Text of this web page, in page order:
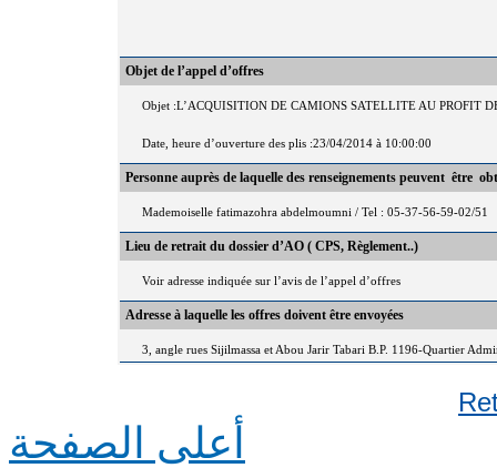
Objet de l’appel d’offres
Objet :L’ACQUISITION DE CAMIONS SATELLITE AU PROFIT
Date, heure d’ouverture des plis :23/04/2014 à 10:00:00
Personne auprès de laquelle des renseignements peuvent être
Mademoiselle fatimazohra abdelmoumni / Tel : 05-37-56-59-02/51
Lieu de retrait du dossier d’AO ( CPS, Règlement..)
Voir adresse indiquée sur l’avis de l’appel d’offres
Adresse à laquelle les offres doivent être envoyées
3, angle rues Sijilmassa et Abou Jarir Tabari B.P. 1196-Quartier
أعلى الصفحة